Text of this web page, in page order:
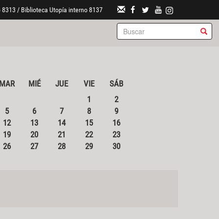
/ Biblioteca Utopía interno 8137
MIÉ JUE VIE
SÁB
1
2
5
6 7 8
9
12
13 14 15
16
19
20 21 22
23
26
27 28 29 30